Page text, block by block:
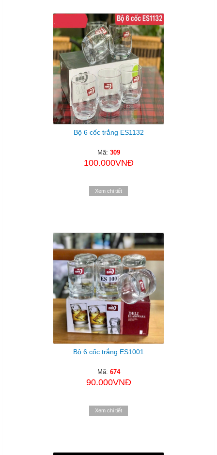
Bộ 6 cốc trắng ES1132
Mã: 309
100.000VNĐ
Xem chi tiết
Bộ 6 cốc trắng ES1001
Mã: 674
90.000VNĐ
Xem chi tiết